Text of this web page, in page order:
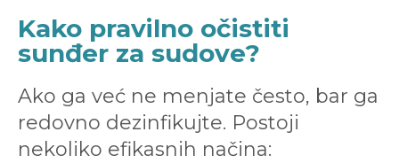
Kako pravilno očistiti
sunđer za sudove?
Ako ga već ne menjate često, bar ga
redovno dezinfikujte. Postoji
nekoliko efikasnih načina: